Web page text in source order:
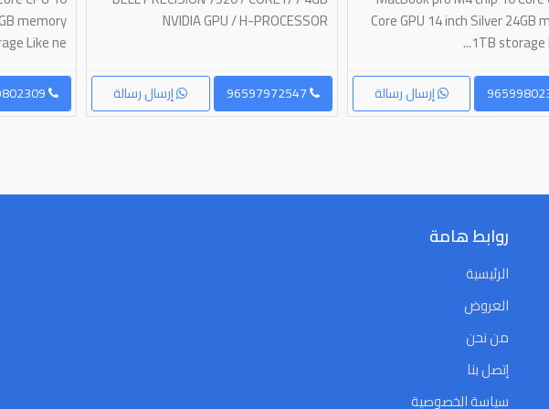
Core GPU 14 inch Silver 24GB
1TB storage
إرسال رسالة
NVIDIA GPU / H-PROCESSOR
إرسال رسالة
memory
Like ne...
روابط هامة
الرئيسية
العروض
من نحن
إتصل بنا
سياسة الخصوصية